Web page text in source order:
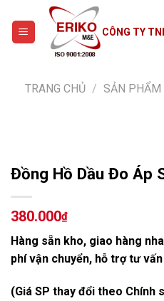
content
CÔNG TY
TRANG CHỦ / SẢN PHẨM
Đồng Hồ Dầu Đo Áp
380.000₫
Hàng sẵn kho, giao hàng
phí vận chuyển, hỗ trợ tư
(Giá SP thay đổi theo Chính